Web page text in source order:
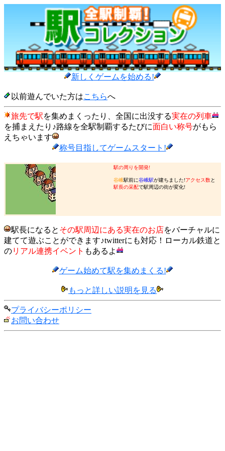
新しくゲームを始める!
以前遊んでいた方はこちらへ
旅先で駅を集めまくったり、全国に出没する実在の列車
を捕まえたり♪路線を全駅制覇するたびに面白い称号がもら
えちゃいます
称号目指してゲームスタート!
駅の周りを開発!
谷峨駅前に谷峨駅が建ちました!アクセス数と
駅長の采配で駅周辺の街が変化!
駅長になると その駅周辺にある実在のお店をバーチャルに
建てて遊ぶことができます♪twitterにも対応！ローカル鉄道と
のリアル連携イベント もあるよ
ゲーム始めて駅を集めまくる!
もっと詳しい説明を見る
プライバシーポリシー
お問い合わせ